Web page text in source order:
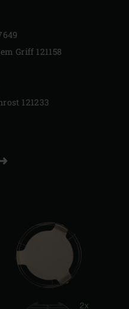
Griff 121158
121233